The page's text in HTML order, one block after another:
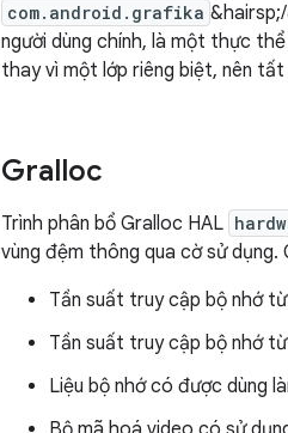
com.android.grafika
người dùng chính, là một thực thể
thay vì một lớp riêng biệt, nên
Gralloc
Trình phân bổ Gralloc HAL
vùng đệm thông qua cờ sử
Tần suất truy cập bộ nhớ
Tần suất truy cập bộ nhớ
Liệu bộ nhớ có được dùng